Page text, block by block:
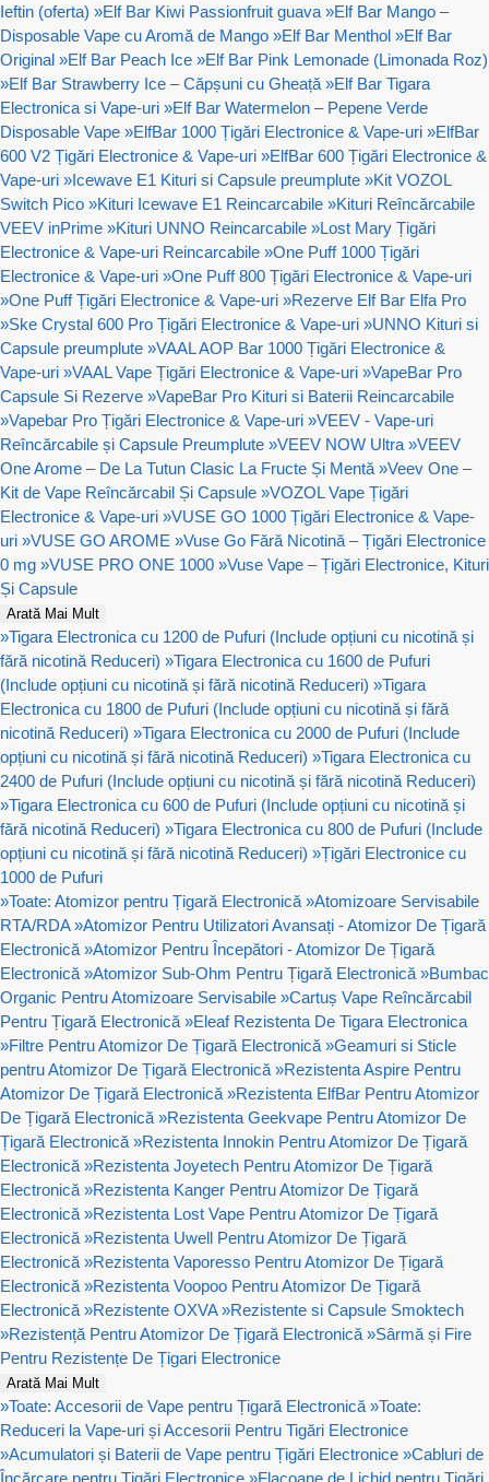
Ieftin (oferta) »Elf Bar Kiwi Passionfruit guava »Elf Bar Mango –
Disposable Vape cu Aromă de Mango »Elf Bar Menthol »Elf Bar
Original »Elf Bar Peach Ice »Elf Bar Pink Lemonade (Limonada Roz)
»Elf Bar Strawberry Ice – Căpșuni cu Gheață »Elf Bar Tigara
Electronica si Vape-uri »Elf Bar Watermelon – Pepene Verde
Disposable Vape »ElfBar 1000 Țigări Electronice & Vape-uri »ElfBar
600 V2 Țigări Electronice & Vape-uri »ElfBar 600 Țigări Electronice &
Vape-uri »Icewave E1 Kituri si Capsule preumplute »Kit VOZOL
Switch Pico »Kituri Icewave E1 Reincarcabile »Kituri Reîncărcabile
VEEV inPrime »Kituri UNNO Reincarcabile »Lost Mary Țigări
Electronice & Vape-uri Reincarcabile »One Puff 1000 Țigări
Electronice & Vape-uri »One Puff 800 Țigări Electronice & Vape-uri
»One Puff Țigări Electronice & Vape-uri »Rezerve Elf Bar Elfa Pro
»Ske Crystal 600 Pro Țigări Electronice & Vape-uri »UNNO Kituri si
Capsule preumplute »VAAL AOP Bar 1000 Țigări Electronice &
Vape-uri »VAAL Vape Țigări Electronice & Vape-uri »VapeBar Pro
Capsule Si Rezerve »VapeBar Pro Kituri si Baterii Reincarcabile
»Vapebar Pro Țigări Electronice & Vape-uri »VEEV - Vape-uri
Reîncărcabile și Capsule Preumplute »VEEV NOW Ultra »VEEV
One Arome – De La Tutun Clasic La Fructe Și Mentă »Veev One –
Kit de Vape Reîncărcabil Și Capsule »VOZOL Vape Țigări
Electronice & Vape-uri »VUSE GO 1000 Țigări Electronice & Vape-
uri »VUSE GO AROME »Vuse Go Fără Nicotină – Țigări Electronice
0 mg »VUSE PRO ONE 1000 »Vuse Vape – Țigări Electronice, Kituri
Și Capsule
Arată Mai Mult
»Tigara Electronica cu 1200 de Pufuri (Include opțiuni cu nicotină și
fără nicotină Reduceri) »Tigara Electronica cu 1600 de Pufuri
(Include opțiuni cu nicotină și fără nicotină Reduceri) »Tigara
Electronica cu 1800 de Pufuri (Include opțiuni cu nicotină și fără
nicotină Reduceri) »Tigara Electronica cu 2000 de Pufuri (Include
opțiuni cu nicotină și fără nicotină Reduceri) »Tigara Electronica cu
2400 de Pufuri (Include opțiuni cu nicotină și fără nicotină Reduceri)
»Tigara Electronica cu 600 de Pufuri (Include opțiuni cu nicotină și
fără nicotină Reduceri) »Tigara Electronica cu 800 de Pufuri (Include
opțiuni cu nicotină și fără nicotină Reduceri) »Țigări Electronice cu
1000 de Pufuri
»Toate: Atomizor pentru Țigară Electronică »Atomizoare Servisabile
RTA/RDA »Atomizor Pentru Utilizatori Avansați - Atomizor De Țigară
Electronică »Atomizor Pentru Începători - Atomizor De Țigară
Electronică »Atomizor Sub-Ohm Pentru Țigară Electronică »Bumbac
Organic Pentru Atomizoare Servisabile »Cartuș Vape Reîncărcabil
Pentru Țigară Electronică »Eleaf Rezistenta De Tigara Electronica
»Filtre Pentru Atomizor De Țigară Electronică »Geamuri si Sticle
pentru Atomizor De Țigară Electronică »Rezistenta Aspire Pentru
Atomizor De Țigară Electronică »Rezistenta ElfBar Pentru Atomizor
De Țigară Electronică »Rezistenta Geekvape Pentru Atomizor De
Țigară Electronică »Rezistenta Innokin Pentru Atomizor De Țigară
Electronică »Rezistenta Joyetech Pentru Atomizor De Țigară
Electronică »Rezistenta Kanger Pentru Atomizor De Țigară
Electronică »Rezistenta Lost Vape Pentru Atomizor De Țigară
Electronică »Rezistenta Uwell Pentru Atomizor De Țigară
Electronică »Rezistenta Vaporesso Pentru Atomizor De Țigară
Electronică »Rezistenta Voopoo Pentru Atomizor De Țigară
Electronică »Rezistente OXVA »Rezistente si Capsule Smoktech
»Rezistență Pentru Atomizor De Țigară Electronică »Sârmă și Fire
Pentru Rezistențe De Țigari Electronice
Arată Mai Mult
»Toate: Accesorii de Vape pentru Țigară Electronică »Toate:
Reduceri la Vape-uri și Accesorii Pentru Tigări Electronice
»Acumulatori și Baterii de Vape pentru Țigări Electronice »Cabluri de
Încărcare pentru Țigări Electronice »Flacoane de Lichid pentru Țigări